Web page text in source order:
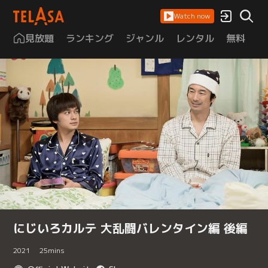
Watch now
見放題 ランキング ジャンル レンタル 無料
にじいろカルテ 大乱闘バレンタイン編 後編
2021 25mins